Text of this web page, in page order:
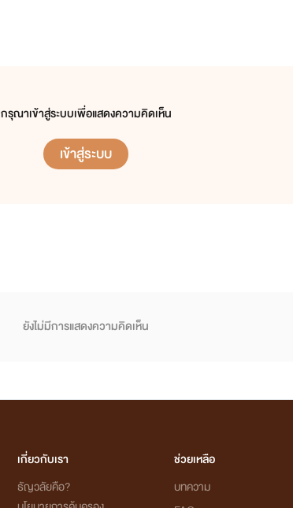
กรุณาเข้าสู่ระบบเพื่อแสดงความคิดเห็น
เข้าสู่ระบบ
ยังไม่มีการแสดงความคิดเห็น
เกี่ยวกับเรา
ธัญวลัยคือ?
ช่วยเหลือ
บทความ